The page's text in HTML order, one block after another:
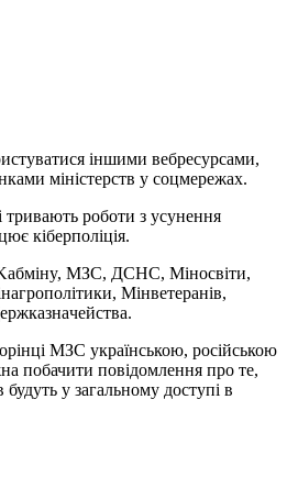
іншими вебресурсами,
міністерств у соцмережах.
тривають роботи з усунення
кіберполіція.
MЗС, ДСНС, Miнoсвiти,
Miнвeтeрaнiв,
МЗС українською, російською
побачити повідомлення про те,
будуть у загальному доступі в